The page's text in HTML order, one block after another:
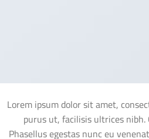
Lorem ipsum dolor sit amet,
purus ut, facilisis ultrices
Phasellus egestas nunc eu